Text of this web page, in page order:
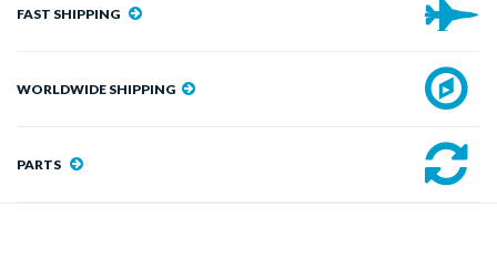
FAST SHIPPING
WORLDWIDE SHIPPING
PARTS